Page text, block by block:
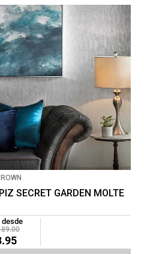
GOLD
SECRET GARDEN MOLTEN
desde
.00
.95